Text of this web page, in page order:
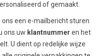
of gemaakt.
een e-mailbericht sturen
ons uw klantnummer en het
U dient op redelijke wijze